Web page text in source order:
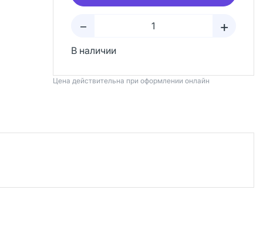
– +
В наличии
Цена действительна при оформлении онлайн